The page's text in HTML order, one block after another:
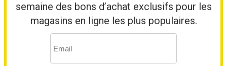
semaine des bons d’achat exclusifs pour les
magasins en ligne les plus populaires.